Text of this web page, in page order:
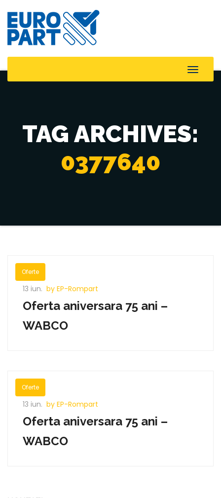
Toggle
TAG ARCHIVES:
0377640
Oferte
13 iun. by EP-Rompart
Oferta aniversara 75 ani –
WABCO
Oferte
13 iun. by EP-Rompart
Oferta aniversara 75 ani –
WABCO